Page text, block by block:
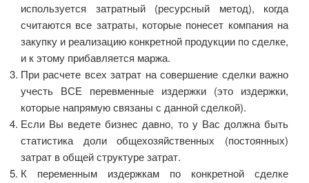
используется затратный (ресурсный метод), когда
считаются все затраты, которые понесет компания на
закупку и реализацию конкретной продукции по сделке,
и к этому прибавляется маржа.
При расчете всех затрат на совершение сделки важно
учесть ВСЕ перевменные издержки (это издержки,
которые напрямую связаны с данной сделкой).
Если Вы ведете бизнес давно, то у Вас должна быть
статистика доли общехозяйственных (постоянных)
затрат в общей структуре затрат.
К переменным издержкам по конкретной сделке